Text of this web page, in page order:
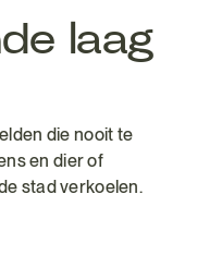
laag
die nooit te
en dier of
stad verkoelen.